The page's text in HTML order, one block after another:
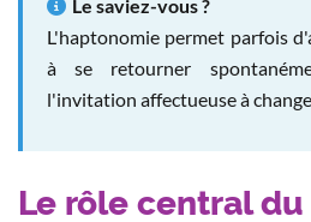
Le saviez-vous ?
L'haptonomie permet parfois
à se retourner
l'invitation affectueuse à
Le rôle central